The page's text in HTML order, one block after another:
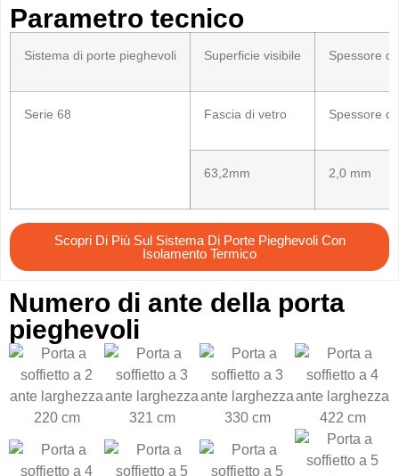
Parametro tecnico
Sistema di porte pieghevoli Superficie visibile Spessore
Serie 68 Fascia di vetro Spessore
63,2mm 2,0 mm
Scopri Di Più Sul Sistema Di Porte Pieghevoli Con
Isolamento Termico
Numero di ante della porta
pieghevoli